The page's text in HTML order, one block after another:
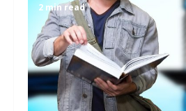
2 min read